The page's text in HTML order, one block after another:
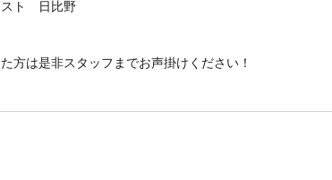
ト　日比野
方は是非スタッフまでお声掛けください！